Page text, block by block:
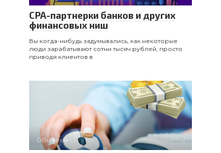
CPA-партнерки банков и других
финансовых ниш
Вы когда-нибудь задумывались, как некоторые
люди зарабатывают сотни тысяч рублей, просто
приводя клиентов в
Обо всем